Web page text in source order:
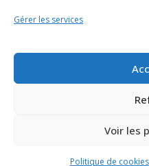
Gérer les services
Voir les
Politique de cookies
Ressources
Soutien scolaire